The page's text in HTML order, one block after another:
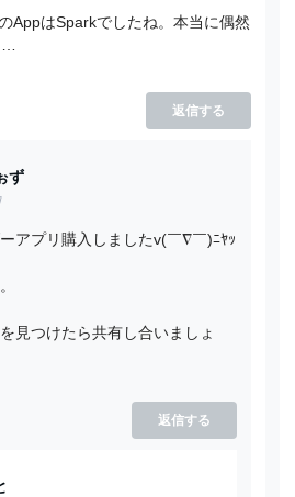
AppはSparkでしたね。本当に偶然
返信する
ず
アプリ購入しましたv(￣∇￣)ﾆﾔｯ
見つけたら共有し合いましょ
返信する